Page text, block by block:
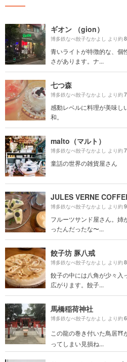
ギオン （gion）
博多鉄なべ餃子なかよし より約
青いライトが特徴的な、個
さがあります。ナ...
七つ森
博多鉄なべ餃子なかよし より約
感動レベルに料理が美味し
和。
malto（マルト）
博多鉄なべ餃子なかよし より約
童話の世界の雑貨屋さん
博多鉄なべ餃子なかよし より約
フルーツサンド屋さん。姉
ったんだったな〜...
餃子坊 豚八戒
博多鉄なべ餃子なかよし より約
餃子の中には八角が少々入
広がります。餃子...
馬橋稲荷神社
博多鉄なべ餃子なかよし より約
この龍の巻き付いた鳥居⛩
ってしまい見損ね...